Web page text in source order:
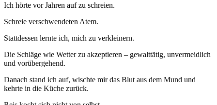
Ich hörte vor Jahren auf zu schreien.
Schreie verschwendeten Atem.
Stattdessen lernte ich, mich zu verkleinern.
Die Schläge wie Wetter zu akzeptieren – gewalttätig, unvermeidlich
und vorübergehend.
Danach stand ich auf, wischte mir das Blut aus dem Mund und
kehrte in die Küche zurück.